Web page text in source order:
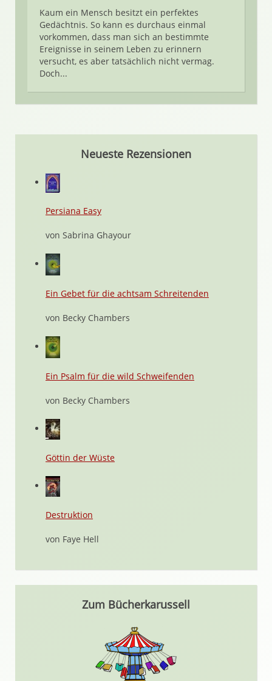
Kaum ein Mensch besitzt ein perfektes
Gedächtnis. So kann es durchaus einmal
vorkommen, dass man sich an bestimmte
Ereignisse in seinem Leben zu erinnern
versucht, es aber tatsächlich nicht vermag.
Doch...
Neueste Rezensionen
Persiana Easy
von Sabrina Ghayour
Ein Gebet für die achtsam Schreitenden
von Becky Chambers
Ein Psalm für die wild Schweifenden
von Becky Chambers
Göttin der Wüste
Destruktion
von Faye Hell
Zum Bücherkarussell